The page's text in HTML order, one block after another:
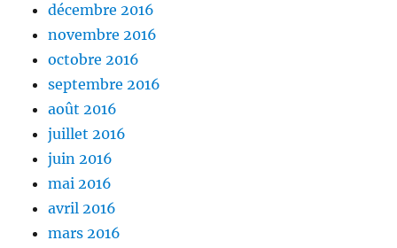
décembre 2016
novembre 2016
octobre 2016
septembre 2016
août 2016
juillet 2016
juin 2016
mai 2016
avril 2016
mars 2016